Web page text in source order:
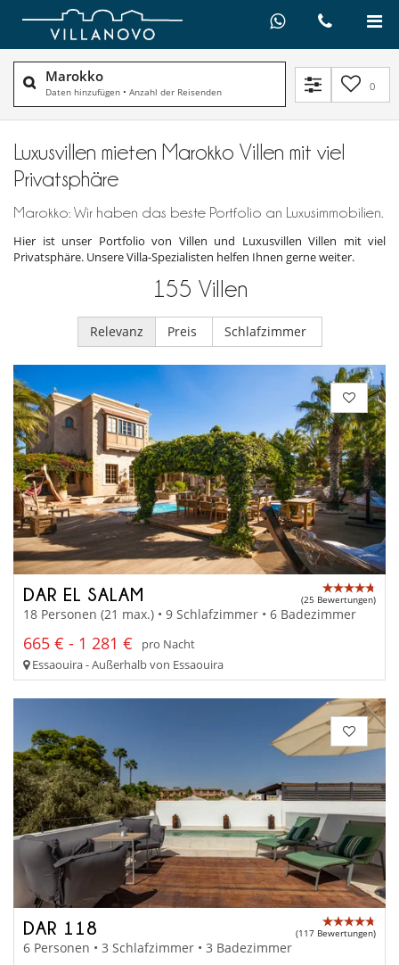
Marokko
Daten hinzufügen • Anzahl der Reisenden 0
Luxusvillen mieten Marokko Villen mit viel
Privatsphäre
Marokko: Wir haben das beste Portfolio an Luxusimmobilien.
Hier ist unser Portfolio von Villen und Luxusvillen Villen mit viel
Privatsphäre. Unsere Villa-Spezialisten helfen Ihnen gerne weiter.
155 Villen
Relevanz Preis Schlafzimmer
DAR EL SALAM (25 Bewertungen)
18 Personen (21 max.) • 9 Schlafzimmer • 6 Badezimmer
665 € - 1 281 €
pro Nacht
Essaouira - Außerhalb von Essaouira
DAR 118 (117 Bewertungen)
6 Personen • 3 Schlafzimmer • 3 Badezimmer